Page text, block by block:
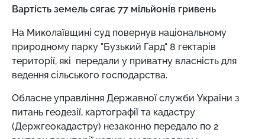
Вартість земель сягає 77 мільйонів гривень
На Миколаївщині суд повернув національному
природному парку "Бузький Гард" 8 гектарів
території, які передали у приватну власність для
ведення сільського господарства.
Обласне управління Державної служби України з
питань геодезії, картографії та кадастру
(Держгеокадастру) незаконно передало по 2